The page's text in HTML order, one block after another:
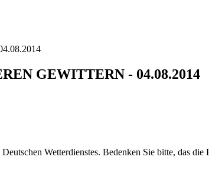
GEWITTERN - 04.08.2014
Wetterdienstes. Bedenken Sie bitte, das